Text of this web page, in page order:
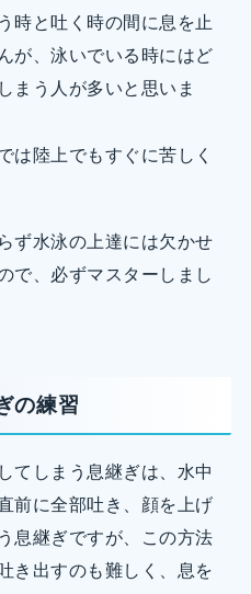
時と吐く時の間に息を止
が、泳いでいる時にはど
まう人が多いと思いま
は陸上でもすぐに苦しく
ず水泳の上達には欠かせ
で、必ずマスターしまし
の練習
てしまう息継ぎは、水中
前に全部吐き、顔を上げ
息継ぎですが、この方法
き出すのも難しく、息を